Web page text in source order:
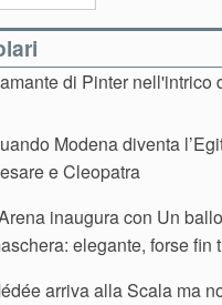
di Pinter nell'intrico
Modena diventa
e Cleopatra
inaugura con Un
elegante, forse fin
arriva alla Scala ma